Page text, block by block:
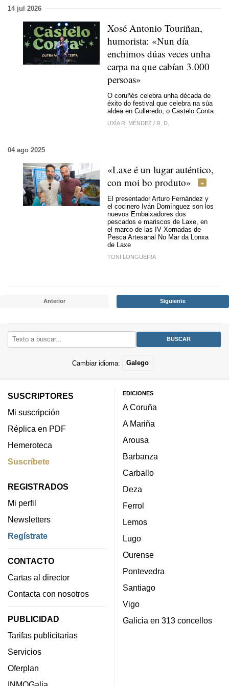
14 jul 2026
Xosé Antonio Touriñan,
humorista: «Nun día
enchimos dúas veces unha
carpa na que cabían 3.000
persoas»
O coruñés celebra unha década de
éxito do festival que celebra na súa
aldea en Culleredo, o Castelo Conta
UXÍA R. MÉNDEZ / R. D.
04 ago 2025
«Laxe é un lugar auténtico,
con moi bo produto»
El presentador Arturo Fernández y
el cocinero Iván Domínguez son los
nuevos Embaixadores dos
pescados e mariscos de Laxe, en
el marco de las IV Xornadas de
Pesca Artesanal No Mar da Lonxa
de Laxe
TONI LONGUEIRA
Anterior Siguiente
Cambiar idioma: Galego
SUSCRIPTORES
Mi suscripción
Réplica en PDF
Hemeroteca
Suscríbete
REGISTRADOS
Mi perfil
Newsletters
Regístrate
CONTACTO
Cartas al director
Contacta con nosotros
PUBLICIDAD
Tarifas publicitarias
Servicios
Oferplan
EDICIONES
A Coruña
A Mariña
Arousa
Barbanza
Carballo
Deza
Ferrol
Lemos
Lugo
Ourense
Pontevedra
Santiago
Vigo
Galicia en 313 concellos